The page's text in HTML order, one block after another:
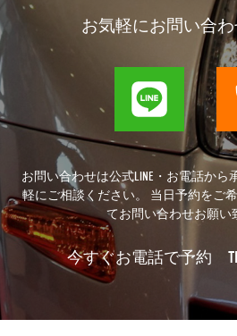
お気軽にお問い合
お問い合わせは公式LINE・お電話か
軽にご相談ください。 当日予約をご
てお問い合わせお願い
今すぐお電話で予約